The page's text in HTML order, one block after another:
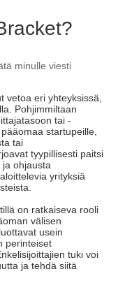
minulle viesti
vetoa eri yhteyksissä,
Pohjimmiltaan
tai -
startupeille,
tai
tyypillisesti paitsi
ohjausta
yrityksiä
on ratkaiseva rooli
välisen
usein
perinteiset
tuki voi
ja tehdä siitä